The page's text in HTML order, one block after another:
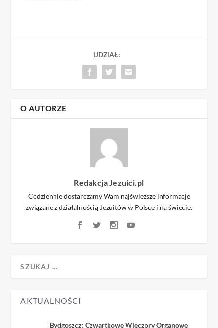
UDZIAŁ:
O AUTORZE
Redakcja Jezuici.pl
Codziennie dostarczamy Wam najświeższe informacje
związane z działalnością Jezuitów w Polsce i na świecie.
AKTUALNOŚCI
Bydgoszcz: Czwartkowe Wieczory Organowe